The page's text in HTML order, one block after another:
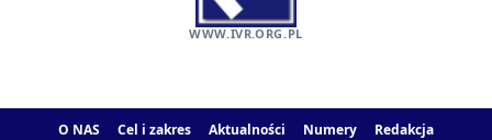
WWW.IVR.ORG.PL
O NAS Cel i zakres Aktualności Numery Redakcja